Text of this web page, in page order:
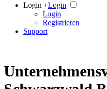
Login +Login
Login
Registrieren
Support